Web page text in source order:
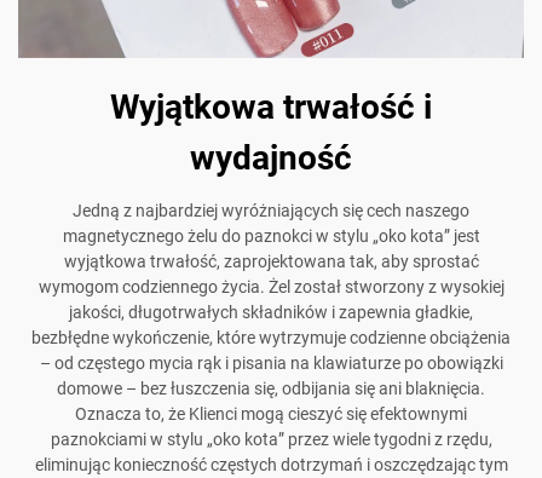
Wyjątkowa trwałość i
wydajność
Jedną z najbardziej wyróżniających się cech naszego
magnetycznego żelu do paznokci w stylu „oko kota” jest
wyjątkowa trwałość, zaprojektowana tak, aby sprostać
wymogom codziennego życia. Żel został stworzony z wysokiej
jakości, długotrwałych składników i zapewnia gładkie,
bezbłędne wykończenie, które wytrzymuje codzienne obciążenia
– od częstego mycia rąk i pisania na klawiaturze po obowiązki
domowe – bez łuszczenia się, odbijania się ani blaknięcia.
Oznacza to, że Klienci mogą cieszyć się efektownymi
paznokciami w stylu „oko kota” przez wiele tygodni z rzędu,
eliminując konieczność częstych dotrzymań i oszczędzając tym